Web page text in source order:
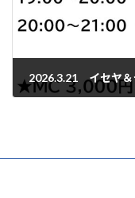
2026.3.21 イセヤ